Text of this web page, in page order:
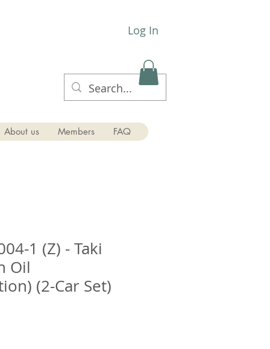
Log In
About us Members FAQ
1 (Z) - Taki
Oil
(2-Car Set)